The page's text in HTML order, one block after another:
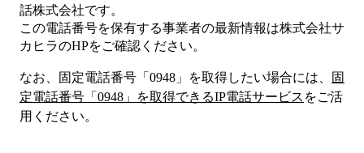
話株式会社です。
この電話番号を保有する事業者の最新情報は株式会社サ
カヒラのHPをご確認ください。
なお、固定電話番号「 0948 」を取得したい場合には、
固
定電話番号「 0948 」を取得できるIP電話サービス をご活
用ください。